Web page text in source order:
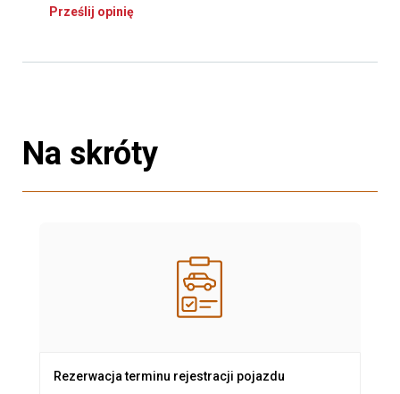
Prześlij opinię
Na skróty
Rezerwacja terminu rejestracji pojazdu